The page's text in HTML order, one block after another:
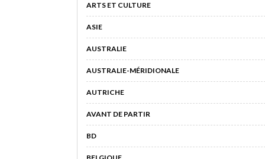
ARTS ET CULTURE
ASIE
AUSTRALIE
AUSTRALIE-MÉRIDIONALE
AUTRICHE
AVANT DE PARTIR
BD